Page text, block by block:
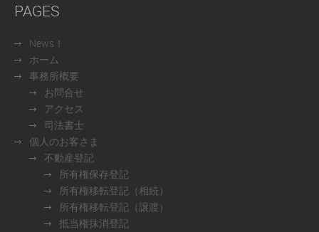
PAGES
News！
ホーム
事務所概要
お問合せ
アクセス
司法書士
個人のお客さま
不動産登記
所有権保存登記
所有権移転登記（相続）
所有権移転登記（譲渡）
抵当権抹消登記